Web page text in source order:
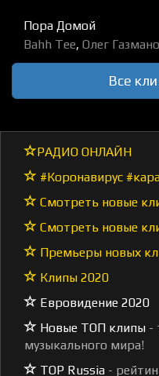
Пора Домой
Bahh Tee, Олег
Все
РАДИО ОНЛАЙН
#Коронавирус
Смотреть новые
Смотреть новые
Премьеры новых
Клипы 2020
Евровидение 2020
Новые ТОП клипы -
музыкального мира!
TOP Russia -